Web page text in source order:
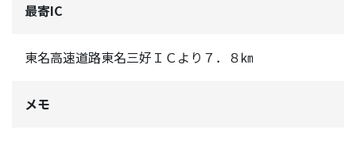
最寄IC
東名高速道路東名三好ＩＣより７．８㎞
メモ